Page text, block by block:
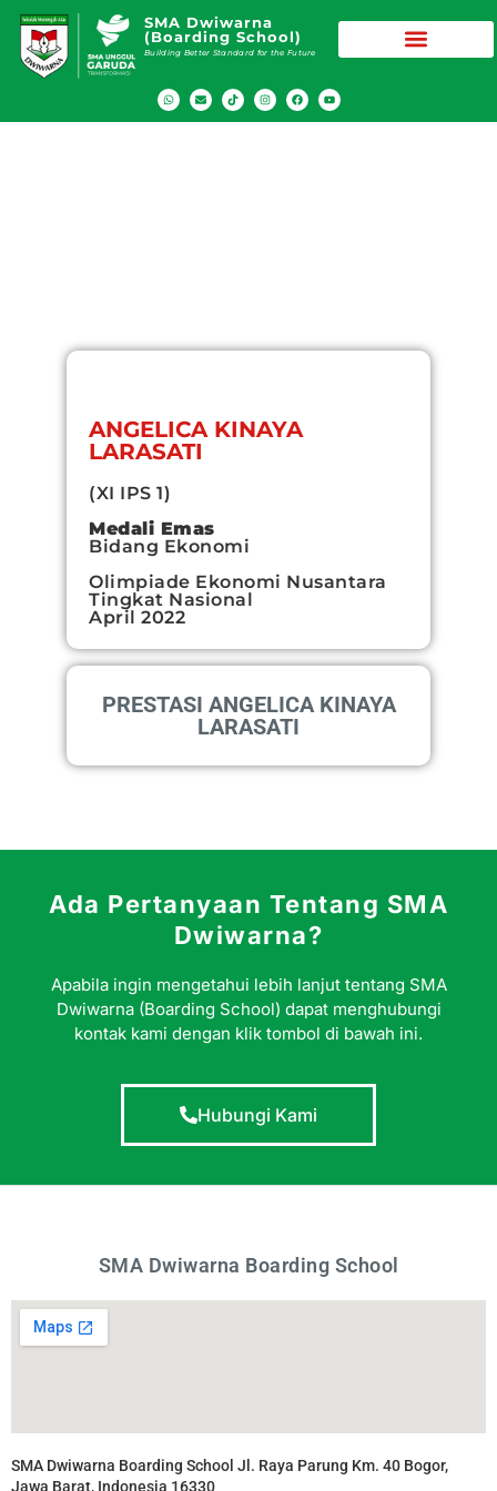
SMA Dwiwarna
(Boarding School)
Building Better Standard for the Future
ANGELICA KINAYA
LARASATI
(XI IPS 1)
Medali Emas
Bidang Ekonomi
Olimpiade Ekonomi Nusantara
Tingkat Nasional
April 2022
PRESTASI ANGELICA KINAYA
LARASATI
Ada Pertanyaan Tentang SMA
Dwiwarna?
Apabila ingin mengetahui lebih lanjut tentang SMA
Dwiwarna (Boarding School) dapat menghubungi
kontak kami dengan klik tombol di bawah ini.
Hubungi Kami
SMA Dwiwarna Boarding School
SMA Dwiwarna Boarding School Jl. Raya Parung Km. 40 Bogor,
Jawa Barat, Indonesia 16330